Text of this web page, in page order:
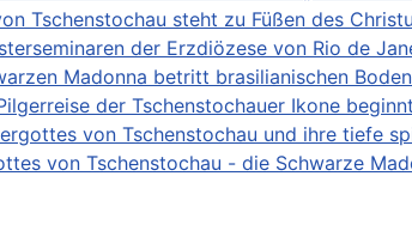
Tschenstochau steht zu Füßen des
der Erzdiözese von Rio de
Madonna betritt brasilianischen
der Tschenstochauer Ikone beginnt
von Tschenstochau und ihre tiefe
von Tschenstochau - die Schwarze